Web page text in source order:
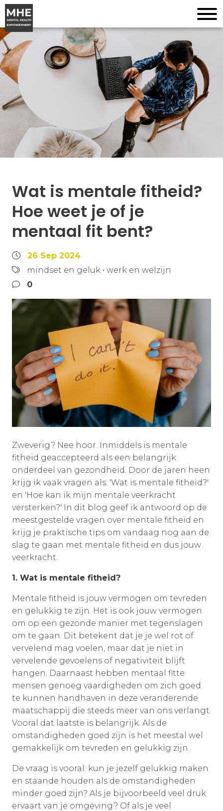
Wat is mentale fitheid?
Hoe weet je of je
mentaal fit bent?
26 Sep 2024
mindset en geluk • werk en welzijn
0
Zweverig? Nee hoor. Inmiddels is mentale
fitheid geaccepteerd als een belangrijk
onderdeel van gezondheid. Door de jaren heen
krijg ik vaak vragen als: 'Wat is mentale fitheid?'
en 'Hoe kan ik mijn mentale veerkracht
versterken?' In dit blog geef ik antwoord op de
meestgestelde vragen over mentale fitheid en
krijg je praktische tips om vandaag nog aan de
slag te gaan met mentale fitheid en dus jouw
veerkracht.
1. Wat is mentale fitheid?
Mentale fitheid is jouw vermogen om tevreden
en gelukkig te zijn. Het is ook jouw vermogen
om op een gezonde manier met tegenslagen
om te gaan. Dit betekent dat je je wel rot of
vervelend mag voelen, maar dat je niet in
vervelende gevoelens of negativiteit blijft
hangen. Daarnaast hebben mentaal fitte
mensen genoeg vaardigheden om zich goed
te kunnen handhaven in deze veranderende
maatschappij die steeds meer van ons verlangt.
Vooral dat laatste is belangrijk. Als de
omstandigheden goed zijn is het meestal wel
gemakkelijk om tevreden en gelukkig zijn.
De vraag is vooral: kun je jezelf gelukkig maken
en staande houden als de omstandigheden
minder goed zijn? Als je bijvoorbeeld veel druk
ervaart van je omgeving? Of als je veel